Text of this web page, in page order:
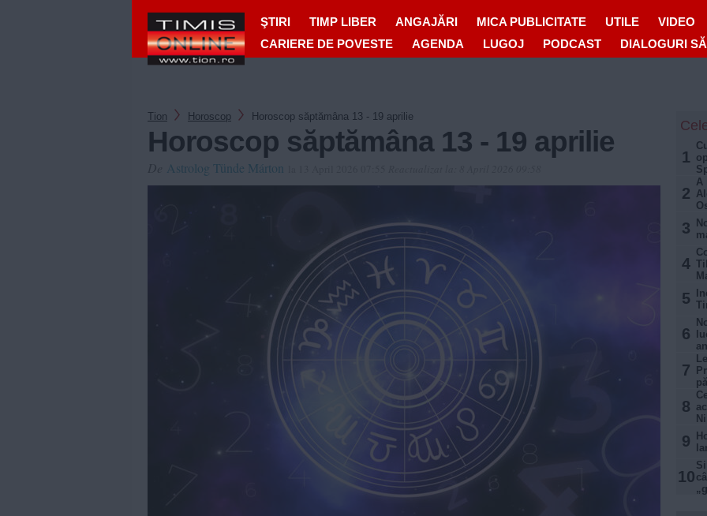
ŞTIRI TIMP LIBER ANGAJĂRI MICA PUBLICITATE UTILE VIDEO
CARIERE DE POVESTE
AGENDA LUGOJ PODCAST DIALOGURI
Tion Horoscop Horoscop săptămâna 13 - 19 aprilie
Horoscop săptămâna 13 - 19 aprilie
Astrolog Tünde Márton
1
2
A
3
4
5
6
7
8
9
10